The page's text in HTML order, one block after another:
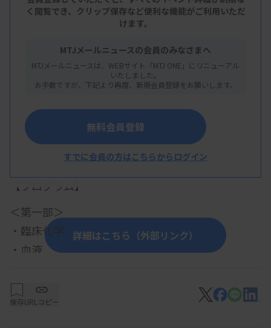
信州大学 地域保健推進センター
主 催
長野県臨床検査技師会
概 要
【プログラム】
＜第一部＞
・臨床化学
・血液
・免疫血清
・遺伝子
詳細はこちら（外部リンク）
く閲覧でき、 クリップ保存など便利な機能がご利用いただ
けます。
MTJメールニュースの会員のみなさまへ
MTJメールニュースは、WEBサイト「MTJ ONE」にリニューアル
いたしました。
お手数ですが、下記より再度、新規会員登録をお願いします。
無料会員登録
すでに会員の方はこちらからログイン
保存URLコピー